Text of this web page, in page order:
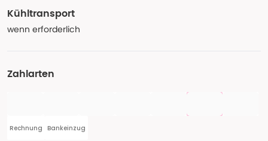
Kühltransport
wenn erforderlich
Zahlarten
Rechnung Bankeinzug